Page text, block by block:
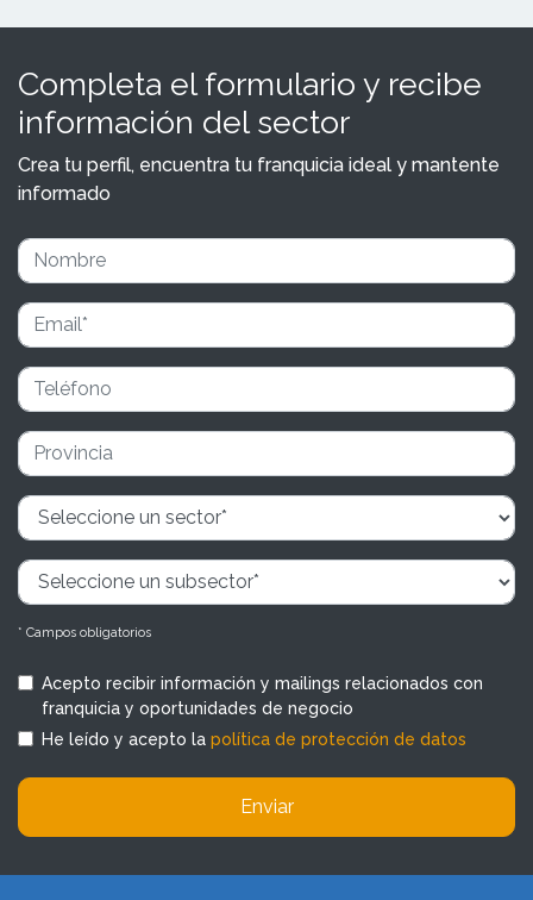
Completa el formulario y recibe
información del sector
Crea tu perfil, encuentra tu franquicia ideal y mantente
informado
* Campos obligatorios
Acepto recibir información y mailings relacionados con
franquicia y oportunidades de negocio
He leído y acepto la política de protección de datos
Enviar